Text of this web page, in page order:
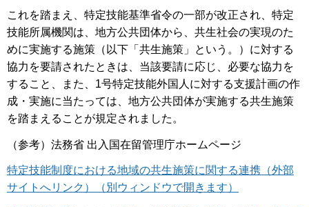
これを踏まえ、特定技能基準省令の一部が改正され、特定
技能所属機関は、地方公共団体から、共生社会の実現のた
めに実施する施策（以下「共生施策」という。）に対する
協力を要請されたときは、当該要請に応じ、必要な協力を
すること、また、1号特定技能外国人に対する支援計画の作
成・実施に当たっては、地方公共団体が実施する共生施策
を踏まえることが規定されました。
（参考）法務省 出入国在留管理庁ホームページ
特定技能制度における地域の共生施策に関する連携（外部
サイトへリンク）（別ウィンドウで開きます）